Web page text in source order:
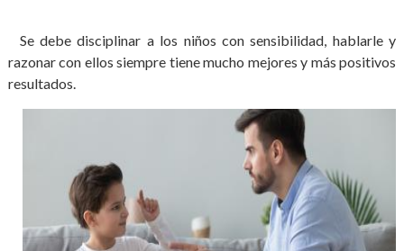
Se debe disciplinar a los niños con sensibilidad, hablarle y
razonar con ellos siempre tiene mucho mejores y más positivos
resultados.